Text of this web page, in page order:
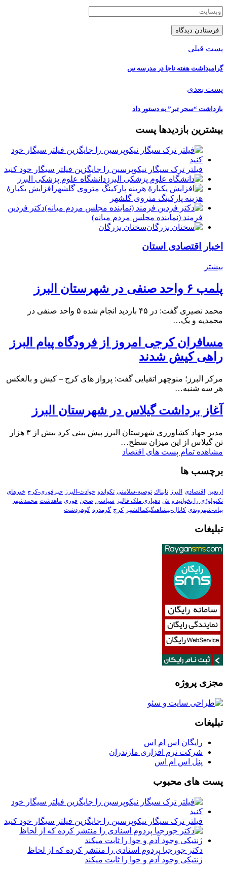
پست قبلی
گرامیداشت هفته ناجا در مدرسه س
پست بعدی
بازداشت “سحر تبر” به دستور داد
بیشترین بازدیدها پست
فیلتر ترک سیگار نیکوپرسین را جایگزین فیلتر سیگار خود کنید
دانشگاه علوم پزشکی البرز
افزایش یکبارۀ
هزینه پارکینگ متروی گلشهر
دكتر فردين
فرمند (نماينده مجلس مردم میانه)
سخنان بزرگان
اخبار اقتصادی استان
بیشتر
پلمب ۶ واحد صنفی در شهرستان البرز
محمد نصیری گفت: در ۴۵ بازدید انجام شده ۵ واحد صنفی در
محمدیه و یک…
مسافران کرجی امروز از فرودگاه پیام البرز
راهی کیش شدند
مرکز البرز؛ منوچهر اتقیایی گفت: پرواز های کرج – کیش و بالعکس
هر سه شنبه…
آغاز برداشت گیلاس در شهرستان البرز
مدیر جهاد کشاورزی شهرستان البرز پیش بینی کرد بیش از ۳ هزار
تن گیلاس از این میزان سطح…
مشاهده تمام پست های اقتصاد
برچسب ها
اربعین اقتصادی البرز تابناك توصیه-سلامتی تکواندو حوادث-البرز خبرفوری-کرج خبرهای
تکنولوڑی را بخوانید و ش دهیاری ملک فالیز سیاسی صحن فوری ماهدشت محمدشهر
پیام-شهروندی کانال-پیشاهنگیکمالشهر کرج گرمدره گوهردشت
تبلیغات
مجزی پروژه
تبلیغات
رایگان اس ام اس
شرکت نرم افزاری مازندران
پنل اس ام اس
پست های محبوب
فیلتر ترک سیگار نیکوپرسین را جایگزین فیلتر سیگار خود کنید
دکتر جورجیا پردوم اسنادی را منتشر کرده که از لحاظ
ژنتیکی وجود آدم و حوا را ثابت میکند